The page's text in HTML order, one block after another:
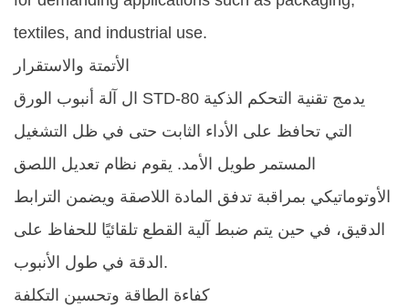
textiles, and industrial use.
الأتمتة والاستقرار
ال آلة أنبوب الورق STD-80 يدمج تقنية التحكم الذكية
التي تحافظ على الأداء الثابت حتى في ظل التشغيل
المستمر طويل الأمد. يقوم نظام تعديل اللصق
الأوتوماتيكي بمراقبة تدفق المادة اللاصقة ويضمن الترابط
الدقيق، في حين يتم ضبط آلية القطع تلقائيًا للحفاظ على
الدقة في طول الأنبوب.
كفاءة الطاقة وتحسين التكلفة